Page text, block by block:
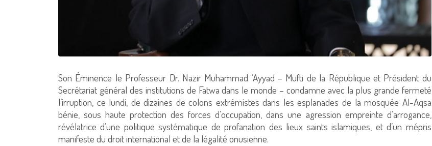
Son Éminence le Professeur Dr. Nazir Muhammad ‘Ayyad – Mufti de la République et Président du
Secrétariat général des institutions de Fatwa dans le monde – condamne avec la plus grande fermeté
l’irruption, ce lundi, de dizaines de colons extrémistes dans les esplanades de la mosquée Al-Aqsa
bénie, sous haute protection des forces d’occupation, dans une agression empreinte d’arrogance,
révélatrice d’une politique systématique de profanation des lieux saints islamiques, et d’un mépris
manifeste du droit international et de la légalité onusienne.